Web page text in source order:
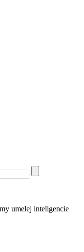
umelej inteligencie